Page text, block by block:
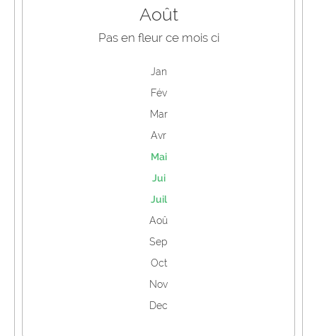
Août
Pas en fleur ce mois ci
Jan
Fév
Mar
Avr
Mai
Jui
Juil
Aoû
Sep
Oct
Nov
Dec